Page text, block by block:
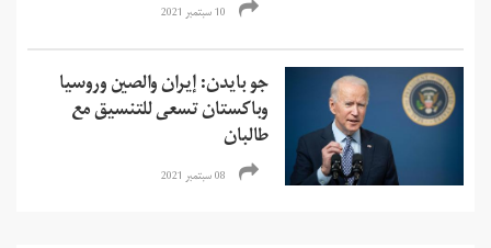
10 سبتمبر 2021
جو بايدن: إيران والصين وروسيا
وباكستان تسعى للتنسيق مع
طالبان
08 سبتمبر 2021